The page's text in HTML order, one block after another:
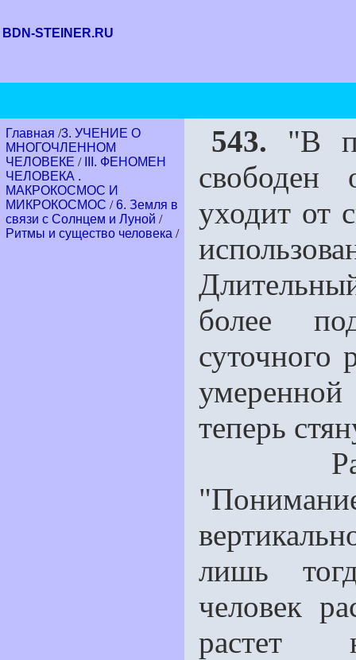
BDN-STEINER.RU
Главная /3. УЧЕНИЕ О
МНОГОЧЛЕННОМ
ЧЕЛОВЕКЕ /
III. ФЕНОМЕН
ЧЕЛОВЕКА .
МАКРОКОСМОС И
МИКРОКОСМОС /6. Земля в
связи с Солнцем и Луной /
Ритмы и существо человека /
543. "В
свободен
уходит от
более
суточного
теперь
лишь
человек
растет